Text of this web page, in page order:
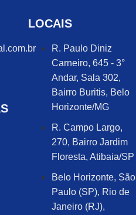
LOCAIS
R. Paulo Diniz
Carneiro, 645 - 3°
Andar, Sala 302,
Bairro Buritis, Belo
Horizonte/MG
R. Campo Largo,
270, Bairro Jardim
Floresta, Atibaia/SP
Belo Horizonte, São
Paulo (SP), Rio de
Janeiro (RJ),